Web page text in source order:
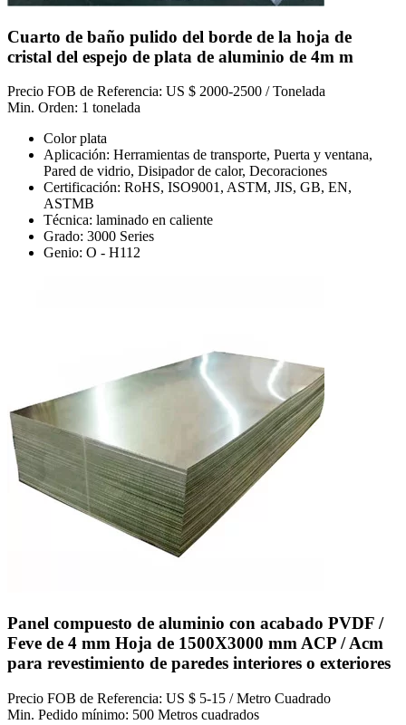
Cuarto de baño pulido del borde de la hoja de
cristal del espejo de plata de aluminio de 4m m
Precio FOB de Referencia: US $ 2000-2500 / Tonelada
Min. Orden: 1 tonelada
Color plata
Aplicación: Herramientas de transporte, Puerta y ventana,
Pared de vidrio, Disipador de calor, Decoraciones
Certificación: RoHS, ISO9001, ASTM, JIS, GB, EN,
ASTMB
Técnica: laminado en caliente
Grado: 3000 Series
Genio: O - H112
Panel compuesto de aluminio con acabado PVDF /
Feve de 4 mm Hoja de 1500X3000 mm ACP / Acm
para revestimiento de paredes interiores o exteriores
Precio FOB de Referencia: US $ 5-15 / Metro Cuadrado
Min. Pedido mínimo: 500 Metros cuadrados